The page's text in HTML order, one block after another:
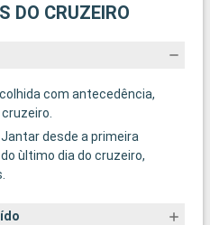
DO CRUZEIRO
com antecedência,
desde a primeira
ùltimo dia do cruzeiro,